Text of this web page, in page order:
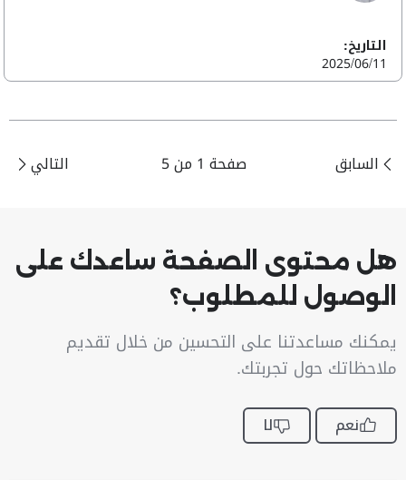
التاريخ:
2025/06/11
السابق صفحة 1 من 5 التالي
هل محتوى الصفحة ساعدك على
الوصول للمطلوب؟
يمكنك مساعدتنا على التحسين من خلال تقديم
ملاحظاتك حول تجربتك.
نعم لا